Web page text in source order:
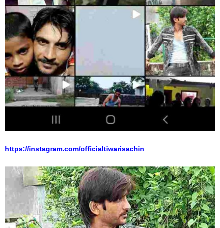
https://instagram.com/officialtiwarisachin